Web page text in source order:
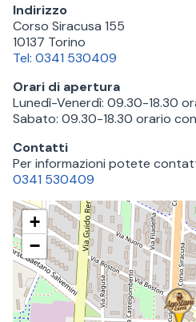
Indirizzo
Corso Siracusa 155
10137 Torino
Tel: 0341 530409
Orari di apertura
Lunedì-Venerdì: 09.30-18.30
Sabato: 09.30-18.30 orario
Contatti
Per informazioni potete
0341 530409
+
−